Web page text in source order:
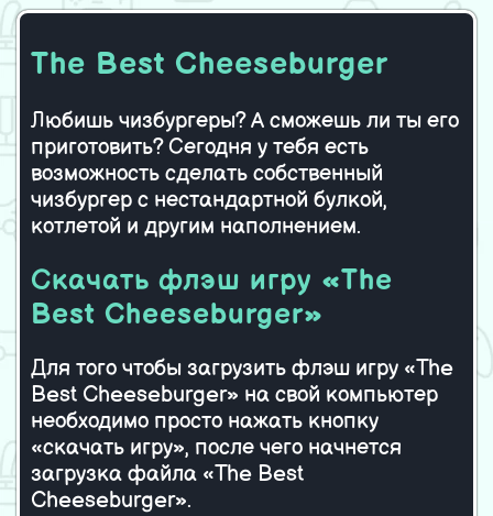
My Favorite Garden
Cleaning
Утонченный стиль
красавицы
The Best Cheeseburger
Любишь чизбургеры? А сможешь ли ты его
приготовить? Сегодня у тебя есть
возможность сделать собственный
чизбургер с нестандартной булкой,
котлетой и другим наполнением.
Скачать флэш игру «The
Best Cheeseburger»
Для того чтобы загрузить флэш игру «The
Best Cheeseburger» на свой компьютер
необходимо просто нажать кнопку
«скачать игру», после чего начнется
загрузка файла «The Best
Cheeseburger».